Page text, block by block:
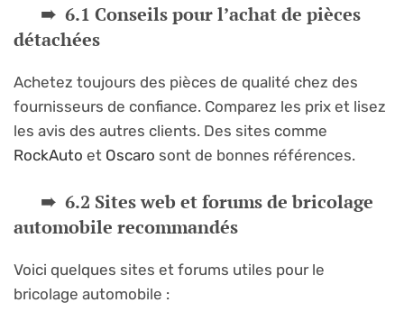
6.1 Conseils pour l’achat de pièces
détachées
Achetez toujours des pièces de qualité chez des
fournisseurs de confiance. Comparez les prix et lisez
les avis des autres clients. Des sites comme
RockAuto et Oscaro sont de bonnes références.
6.2 Sites web et forums de bricolage
automobile recommandés
Voici quelques sites et forums utiles pour le
bricolage automobile :